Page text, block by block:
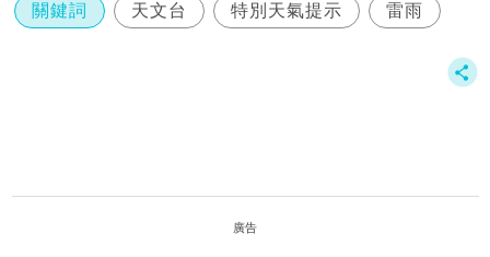
關鍵詞 天文台 特別天氣提示 雷雨
廣告